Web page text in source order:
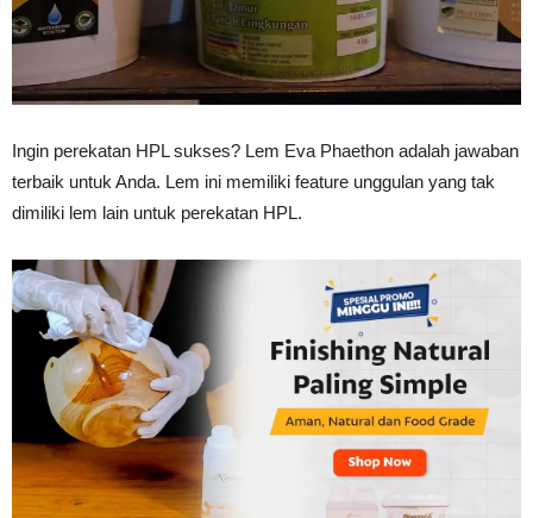
Vinyl
Kering,
Kuat
Tahan
Ingin perekatan HPL sukses? Lem Eva Phaethon adalah jawaban
terbaik untuk Anda. Lem ini memiliki feature unggulan yang tak
dimiliki lem lain untuk perekatan HPL.